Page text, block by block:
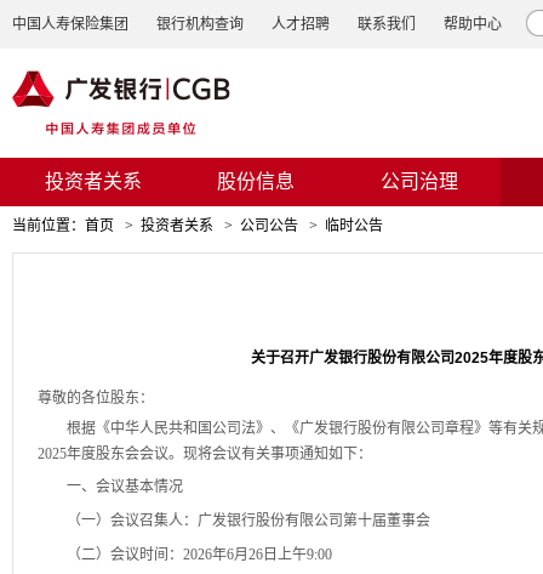
中国人寿保险集团 银行机构查询 人才招聘 联系我们 帮助中心
投资者关系 股份信息 公司治理
当前位置： 首页 > 投资者关系 > 公司公告 > 临时公告
关于召开广发银行股份有限公司2025年度股
尊敬的各位股东：
根据《中华人民共和国公司法》、
《广发银行股份有限公司章程》等有关
2025年度股东会会议。 现将会议有关事项通知如下：
一、会议基本情况
（一）会议召集人：广发银行股份有限公司第十届董事会
（二）会议时间：2026年6月26日上午9:00